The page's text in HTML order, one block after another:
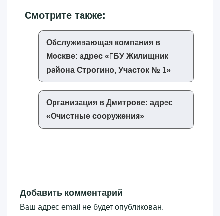
Смотрите также:
Обслуживающая компания в
Москве: адрес «‎ГБУ Жилищник
района Строгино, Участок № 1»‎
Организация в Дмитрове: адрес
«‎Очистные сооружения»‎
Добавить комментарий
Ваш адрес email не будет опубликован.